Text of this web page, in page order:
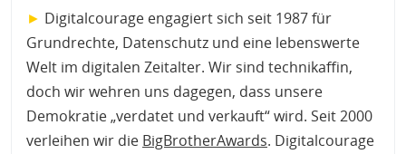
► Digitalcourage engagiert sich seit 1987 für
Grundrechte, Datenschutz und eine lebenswerte
Welt im digitalen Zeitalter. Wir sind technikaffin,
doch wir wehren uns dagegen, dass unsere
Demokratie „verdatet und verkauft“ wird. Seit 2000
verleihen wir die BigBrotherAwards. Digitalcourage